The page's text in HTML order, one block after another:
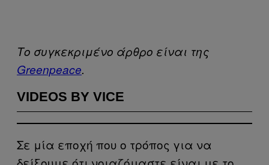
Το συγκεκριμένο άρθρο είναι της
Greenpeace.
VIDEOS BY VICE
Σε μία εποχή που ο τρόπος για να